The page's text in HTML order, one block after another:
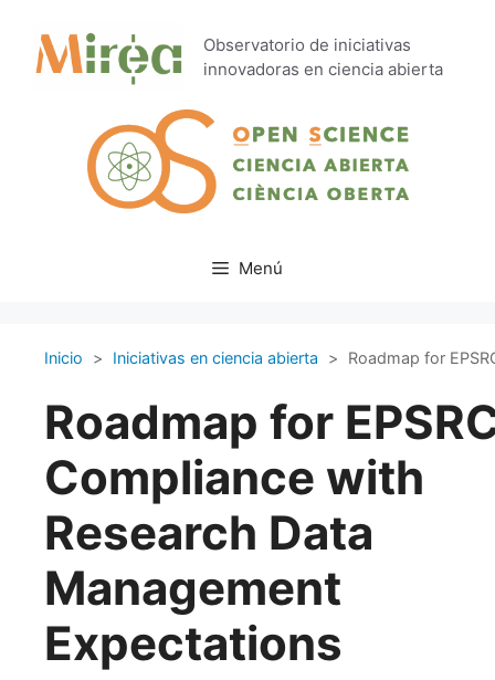
contenido
Observatorio de iniciativas
innovadoras en ciencia abierta
Menú
Inicio > Iniciativas en ciencia abierta > Roadmap for
Roadmap for
Compliance with
Research Data
Management
Expectations